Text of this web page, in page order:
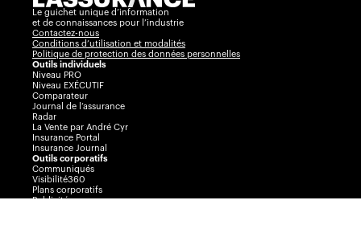
Le guichet unique d’information
et de connaissances pour l’industrie
Contactez-nous
Conditions d’utilisation et modalités
Politique de protection des données personnelles
Outils individuels
Niveau PRO
Niveau EXÉCUTIF
Comparateur
Journal de l’assurance
Radar
La Vente par André Cyr
Insurance Portal
Insurance Journal
Outils corporatifs
Communiqués
Visibilité360
Plans corporatifs
Publicité